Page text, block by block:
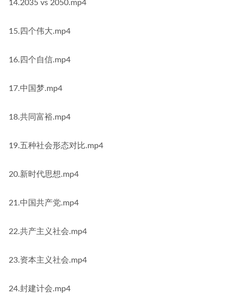
14.2035 vs 2050.mp4
15.四个伟大.mp4
16.四个自信.mp4
17.中国梦.mp4
18.共同富裕.mp4
19.五种社会形态对比.mp4
20.新时代思想.mp4
21.中国共产党.mp4
22.共产主义社会.mp4
23.资本主义社会.mp4
24.封建计会.mp4